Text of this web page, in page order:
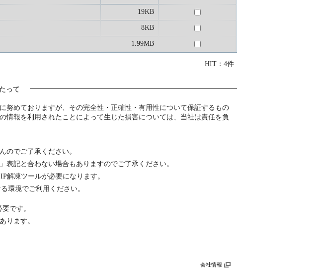
19KB
8KB
1.99MB
HIT：4件
って
努めておりますが、その完全性・正確性・有用性について保証するもの
報を利用されたことによって生じた損害については、当社は責任を負
のでご了承ください。
記と合わない場合もありますのでご了承ください。
解凍ツールが必要になります。
環境でご利用ください。
です。
ります。
会社情報